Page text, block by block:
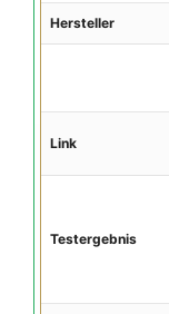
Hersteller
Link
Testergebnis